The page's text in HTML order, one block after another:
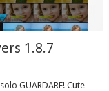
1.8.7
GUARDARE! Cute